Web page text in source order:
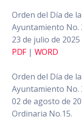
Orden del Día de
Ayuntamiento No.
23 de julio de
PDF| WORD
Orden del Día de
Ayuntamiento No.
02 de agosto de
Ordinaria No.15.